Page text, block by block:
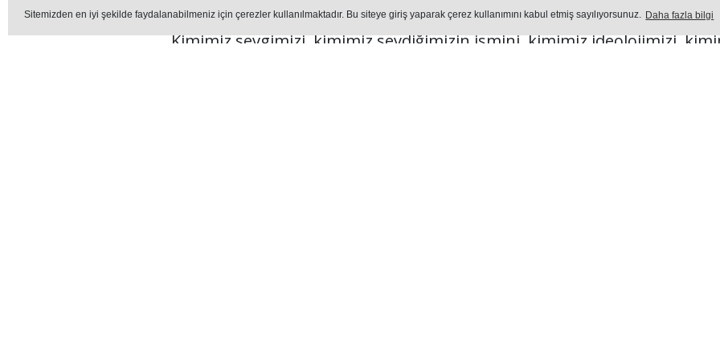
Sitemizden en iyi şekilde faydalanabilmeniz için çerezler kullanılmaktadır. Bu siteye giriş yaparak çerez kullanımını kabul etmiş sayılıyorsunuz. Daha fazla bilgi
Kimimiz sevgimizi, kimimiz sevdiğimizin ismini, kimimiz ideolojimizi,